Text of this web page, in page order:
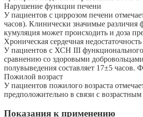
Нарушение функции печени
У пациентов с циррозом печени
часов). Клинически значимые
кумуляция может происходить и доза
Хроническая сердечная недостаточность
У пациентов с ХСН III функционального
сравнению со здоровыми
полувыведения составляет 17±5
Пожилой возраст
У пациентов пожилого возраста
предположительно в связи с
Показания к применению